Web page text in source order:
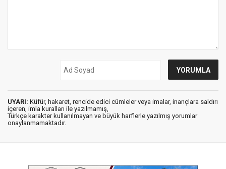
UYARI: Küfür, hakaret, rencide edici cümleler veya imalar, inançlara saldırı
içeren, imla kuralları ile yazılmamış,
Türkçe karakter kullanılmayan ve büyük harflerle yazılmış yorumlar
onaylanmamaktadır.